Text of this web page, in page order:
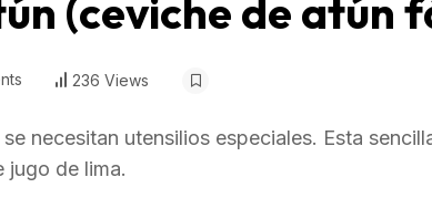
(ceviche de atún
236 Views
necesitan utensilios especiales. Esta
jugo de lima.